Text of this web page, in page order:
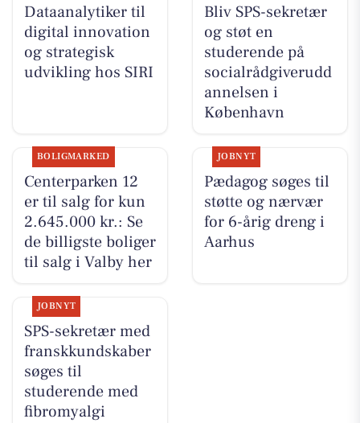
Dataanalytiker til
digital innovation
og strategisk
udvikling hos SIRI
Bliv SPS-sekretær
og støt en
studerende på
socialrådgiverudd
annelsen i
København
BOLIGMARKED
Centerparken 12
er til salg for kun
2.645.000 kr.: Se
de billigste boliger
til salg i Valby her
JOBNYT
Pædagog søges til
støtte og nærvær
for 6-årig dreng i
Aarhus
JOBNYT
SPS-sekretær med
franskkundskaber
søges til
studerende med
fibromyalgi